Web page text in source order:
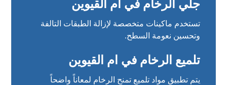
جلي الرخام في ام القيوين
تستخدم ماكينات متخصصة لإزالة الطبقات التالفة
وتحسين نعومة السطح.
تلميع الرخام في ام القيوين
يتم تطبيق مواد تلميع تمنح الرخام لمعاناً واضحاً